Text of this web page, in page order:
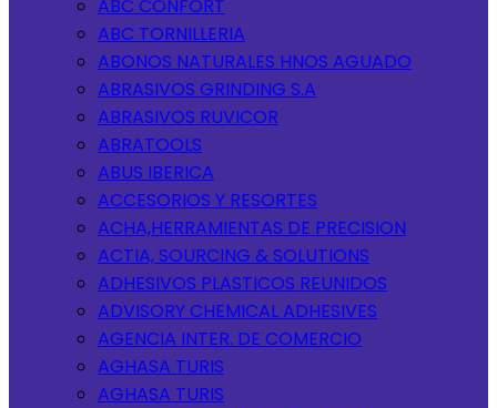
ABC CONFORT
ABC TORNILLERIA
ABONOS NATURALES HNOS AGUADO
ABRASIVOS GRINDING S.A
ABRASIVOS RUVICOR
ABRATOOLS
ABUS IBERICA
ACCESORIOS Y RESORTES
ACHA,HERRAMIENTAS DE PRECISION
ACTIA, SOURCING & SOLUTIONS
ADHESIVOS PLASTICOS REUNIDOS
ADVISORY CHEMICAL ADHESIVES
AGENCIA INTER. DE COMERCIO
AGHASA TURIS
AGHASA TURIS